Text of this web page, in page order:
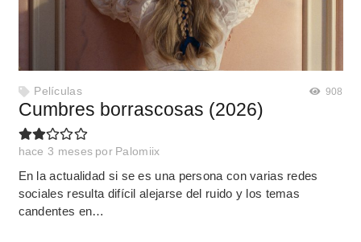
Películas 908
Cumbres borrascosas (2026)
hace 3 meses por Palomiix
En la actualidad si se es una persona con varias redes
sociales resulta difícil alejarse del ruido y los temas
candentes en…